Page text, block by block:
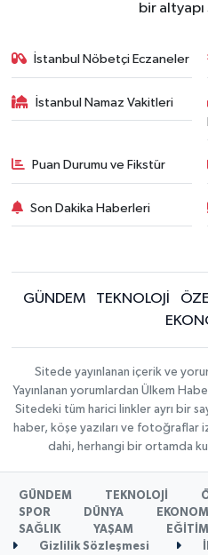
bir altyapı
İstanbul Nöbetçi Eczaneler
İstanbul Namaz Vakitleri
Puan Durumu ve Fikstür
Son Dakika Haberleri
GÜNDEM TEKNOLOJİ
Sitede yayınlanan içerik ve
Yayınlanan yorumlardan Ülkem
Sitedeki tüm harici linkler ayrı bir
haber, köşe yazıları ve fotoğraflar
dahi, herhangi bir ortamda
GÜNDEM TEKNOLOJİ
SPOR
DÜNYA EKONOMİ
SAĞLIK
YAŞAM
EĞİTİM
Gizlilik Sözleşmesi